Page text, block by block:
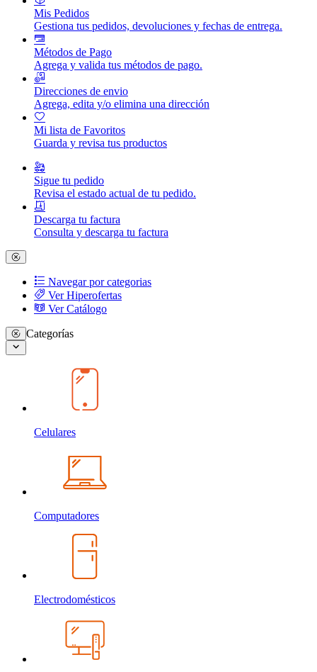
Mis Pedidos
Gestiona tus pedidos, devoluciones y fechas de entrega.
Métodos de Pago
Agrega y valida tus métodos de pago.
Direcciones de envio
Agrega, edita y/o elimina una dirección
Mi lista de Favoritos
Guarda y revisa tus productos
Sigue tu pedido
Revisa el estado actual de tu pedido.
Descarga tu factura
Consulta y descarga tu factura
Navegar por categorias
Ver Hiperofertas
Ver Catálogo
Categorías
Celulares
Computadores
Electrodomésticos